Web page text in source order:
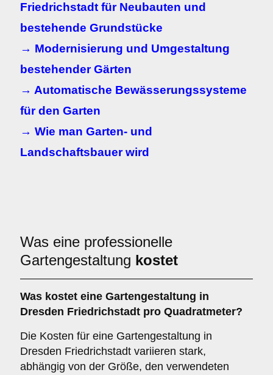
Friedrichstadt für Neubauten und
bestehende Grundstücke
→ Modernisierung und Umgestaltung
bestehender Gärten
→ Automatische Bewässerungssysteme
für den Garten
→ Wie man Garten- und
Landschaftsbauer wird
Was eine professionelle
Gartengestaltung kostet
Was kostet eine Gartengestaltung in
Dresden Friedrichstadt pro Quadratmeter?
Die Kosten für eine Gartengestaltung in
Dresden Friedrichstadt variieren stark,
abhängig von der Größe, den verwendeten